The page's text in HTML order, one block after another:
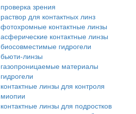
проверка зрения
раствор для контактных линз
фотохромные контактные линзы
асферические контактные линзы
биосовместимые гидрогели
бьюти-линзы
газопроницаемые материалы
гидрогели
контактные линзы для контроля
миопии
контактные линзы для подростков